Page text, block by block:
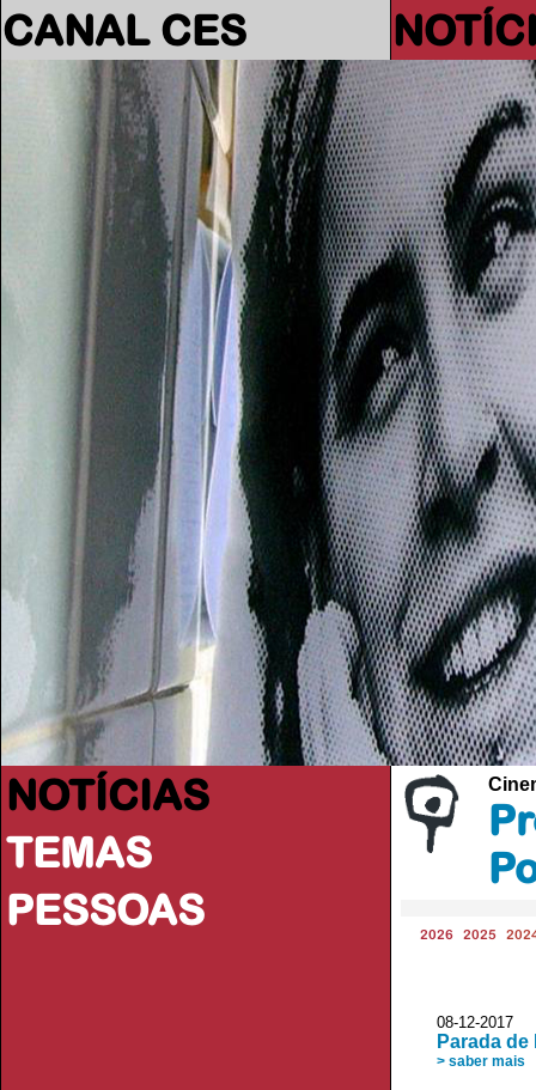
CANAL CES
NOTÍCIAS
TEMAS
PESSOAS
2026 2025
08-12-2017
Parada
> saber mais